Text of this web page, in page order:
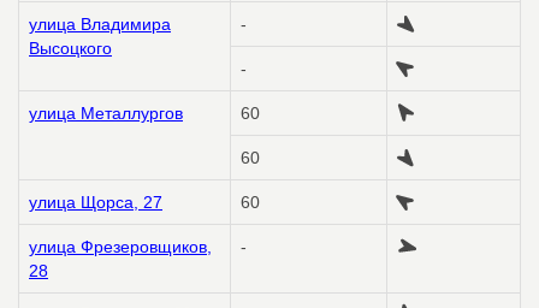
улица Владимира
Высоцкого
-
-
улица Металлургов 60
60
улица Щорса, 27 60
улица Фрезеровщиков,
28
-